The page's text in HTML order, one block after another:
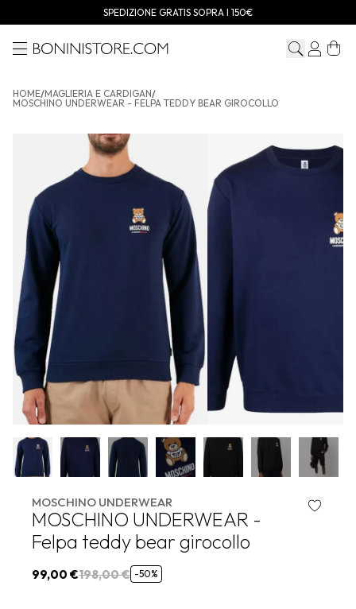
SPEDIZIONE GRATIS SOPRA I 150€
MenuBonini store
HOME/MAGLIERIA E CARDIGAN/
MOSCHINO UNDERWEAR - FELPA TEDDY BEAR GIROCOLLO
MOSCHINO UNDERWEAR - Felpa teddy bear girocollo
MOSCHINO UNDERWEAR
MOSCHINO UNDERWEAR -
Felpa teddy bear girocollo
99,00 €198,00 € -50%